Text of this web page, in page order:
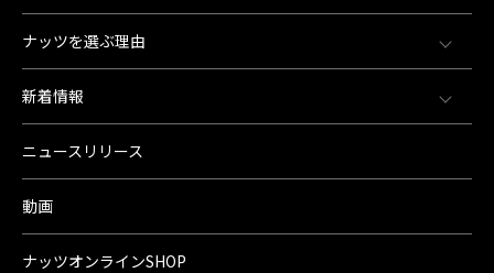
ナッツを選ぶ理由
新着情報
ニュースリリース
動画
ナッツオンラインSHOP